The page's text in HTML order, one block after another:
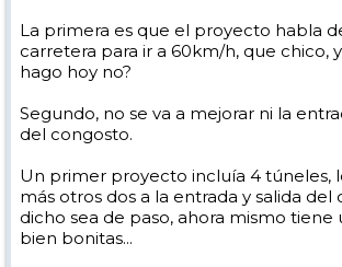
La primera es que el proyecto habla
carretera para ir a 60km/h, que chico,
hago hoy no?
Segundo, no se va a mejorar ni la
del congosto.
Un primer proyecto incluía 4 túneles,
más otros dos a la entrada y salida del
dicho sea de paso, ahora mismo tiene
bien bonitas...